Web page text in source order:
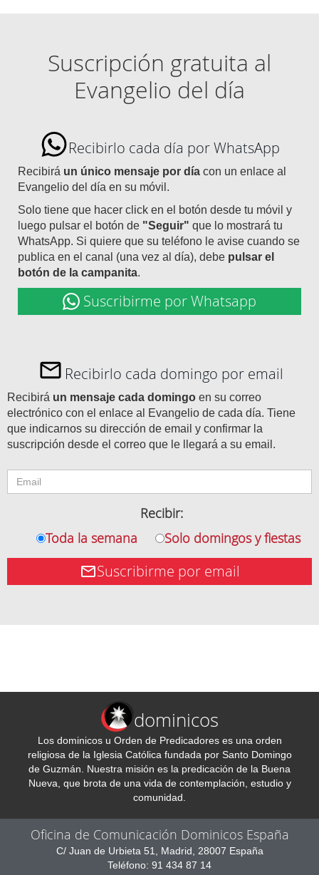
Suscripción gratuita al
Evangelio del día
Recibirlo cada día por WhatsApp
Recibirá un único mensaje por día con un enlace al
Evangelio del día en su móvil.
Solo tiene que hacer click en el botón desde tu móvil y
luego pulsar el botón de "Seguir" que lo mostrará tu
WhatsApp. Si quiere que su teléfono le avise cuando se
publica en el canal (una vez al día), debe pulsar el
botón de la campanita.
Suscribirme por Whatsapp
Recibirlo cada domingo por email
Recibirá un mensaje cada domingo en su correo
electrónico con el enlace al Evangelio de cada día. Tiene
que indicarnos su dirección de email y confirmar la
suscripción desde el correo que le llegará a su email.
Recibir:
Toda la semana
Solo domingos y fiestas
Suscribirme por email
dominicos
Los dominicos u Orden de Predicadores es una orden
religiosa de la Iglesia Católica fundada por Santo Domingo
de Guzmán. Nuestra misión es la predicación de la Buena
Nueva, que brota de una vida de contemplación, estudio y
comunidad.
Oficina de Comunicación Dominicos España
C/ Juan de Urbieta 51, Madrid, 28007 España
Teléfono: 91 434 87 14